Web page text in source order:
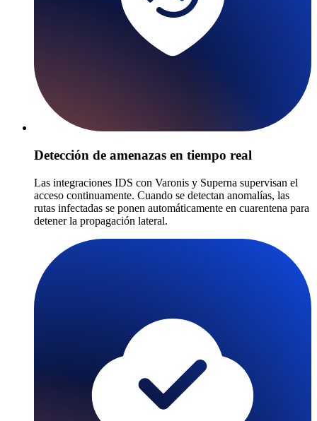
Detección de amenazas en tiempo real
Las integraciones IDS con Varonis y Superna supervisan el
acceso continuamente. Cuando se detectan anomalías, las
rutas infectadas se ponen automáticamente en cuarentena para
detener la propagación lateral.